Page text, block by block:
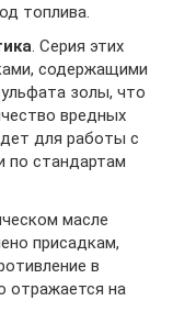
топлива.
. Серия этих
содержащими
золы, что
вредных
для работы с
по стандартам
масле
присадкам,
в
отражается на